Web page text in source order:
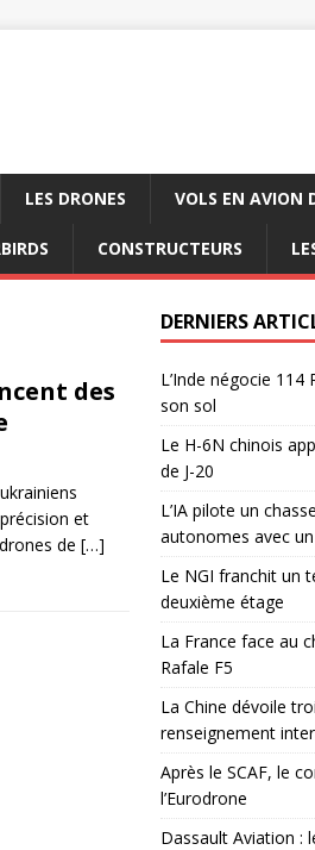
LES DRONES VOLS EN AVION
CONSTRUCTEURS
des
et
de […]
DERNIERS
L’Inde négocie
son sol
Le H-6N chinois
de J-20
L’IA pilote un
autonomes avec
Le NGI franchit un
deuxième étage
La France face au
Rafale F5
La Chine dévoile
renseignement
Après le SCAF, le
l’Eurodrone
Dassault Aviation :